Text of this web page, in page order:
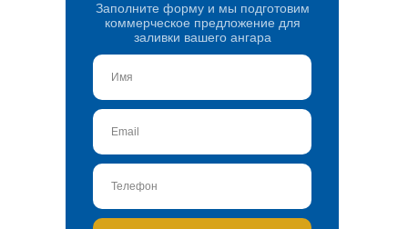
Заполните форму и мы подготовим
коммерческое предложение для
заливки вашего ангара